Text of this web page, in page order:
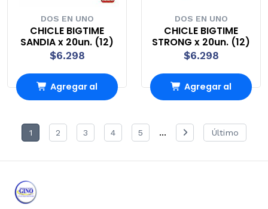
DOS EN UNO
CHICLE BIGTIME
SANDIA x 20un. (12)
$6.298
Agregar al
DOS EN UNO
CHICLE BIGTIME
STRONG x 20un. (12)
$6.298
Agregar al
1 2 3 4 5 ... Último